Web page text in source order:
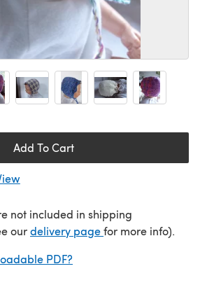
Add To Cart
not included in shipping
ourdelivery page(opens in a new
for more info).
PDF?